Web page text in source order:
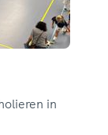
in